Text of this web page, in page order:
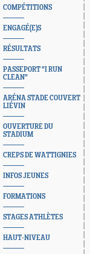
COMPÉTITIONS
ENGAGÉ(E)S
RÉSULTATS
PASSEPORT "I RUN
CLEAN"
ARÉNA STADE COUVERT
LIÉVIN
OUVERTURE DU
STADIUM
CREPS DE WATTIGNIES
INFOS JEUNES
FORMATIONS
STAGES ATHLÈTES
HAUT-NIVEAU